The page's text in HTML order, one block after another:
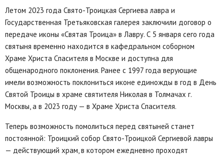
Летом 2023 года Свято-Троицкая Сергиева лавра и
Государственная Третьяковская галерея заключили договор о
передаче иконы «Святая Троица» в Лавру. С 5 января сего года
святыня временно находится в кафедральном соборном
Храме Христа Спасителя в Москве и доступна для
общенародного поклонения. Ранее с 1997 года верующие
имели возможность поклониться иконе единожды в год в День
Святой Троицы в храме святителя Николая в Толмачах г.
Москвы, а в 2023 году — в Храме Христа Спасителя.
Теперь возможность помолиться перед святыней станет
постоянной: Троицкий собор Свято-Троицкой Сергиевой лавры
— действующий храм, в котором ежедневно проходят